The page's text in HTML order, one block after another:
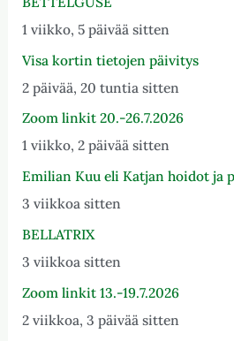
1 viikko, 5 päivää sitten
Visa kortin tietojen päivitys
2 päivää, 20 tuntia sitten
Zoom linkit 20.-26.7.2026
1 viikko, 2 päivää sitten
Emilian Kuu eli Katjan hoidot ja
3 viikkoa sitten
BELLATRIX
3 viikkoa sitten
Zoom linkit 13.-19.7.2026
2 viikkoa, 3 päivää sitten